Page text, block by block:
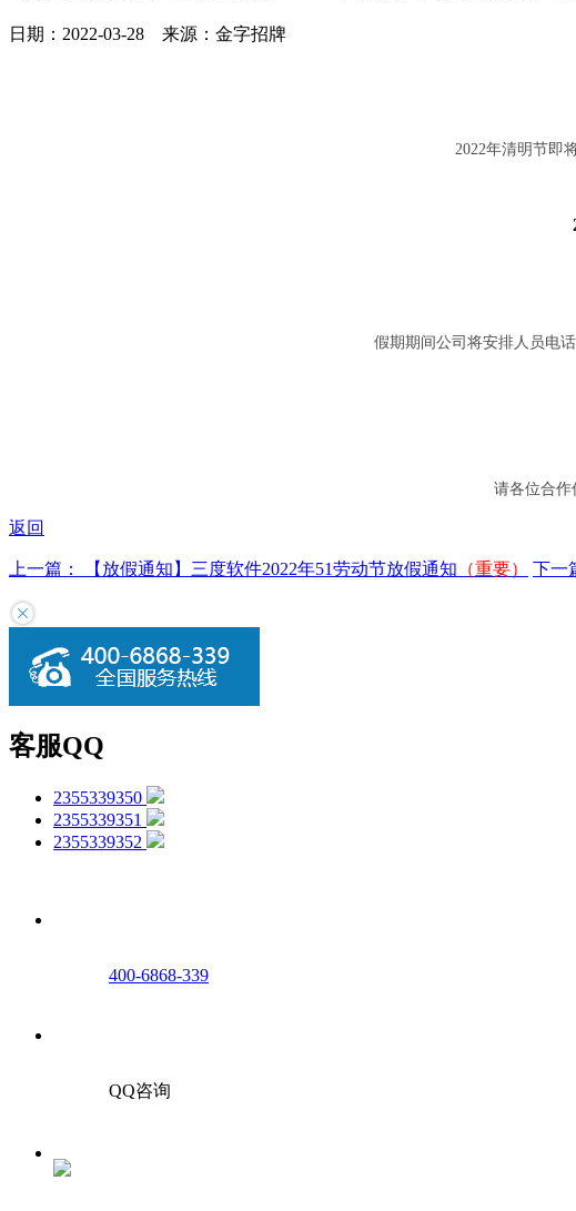
日期：2022-03-28 来源：金字招牌
2022年清明节即
假期期间公司将安排人员电话
请各位合作
返回
上一篇： 【放假通知】三度软件2022年51劳动节放假通知 （重要） 下一
客服QQ
2355339350
2355339351
2355339352
400-6868-339
QQ咨询